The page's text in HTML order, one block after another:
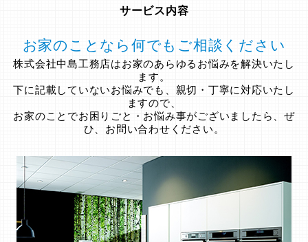
サービス内容
お家のことなら何でもご相談ください
株式会社中島工務店はお家のあらゆるお悩みを解決いたし
ます。
下に記載していないお悩みでも、親切・丁寧に対応いたし
ますので、
お家のことでお困りごと・お悩み事がございましたら、ぜ
ひ、お問い合わせください。